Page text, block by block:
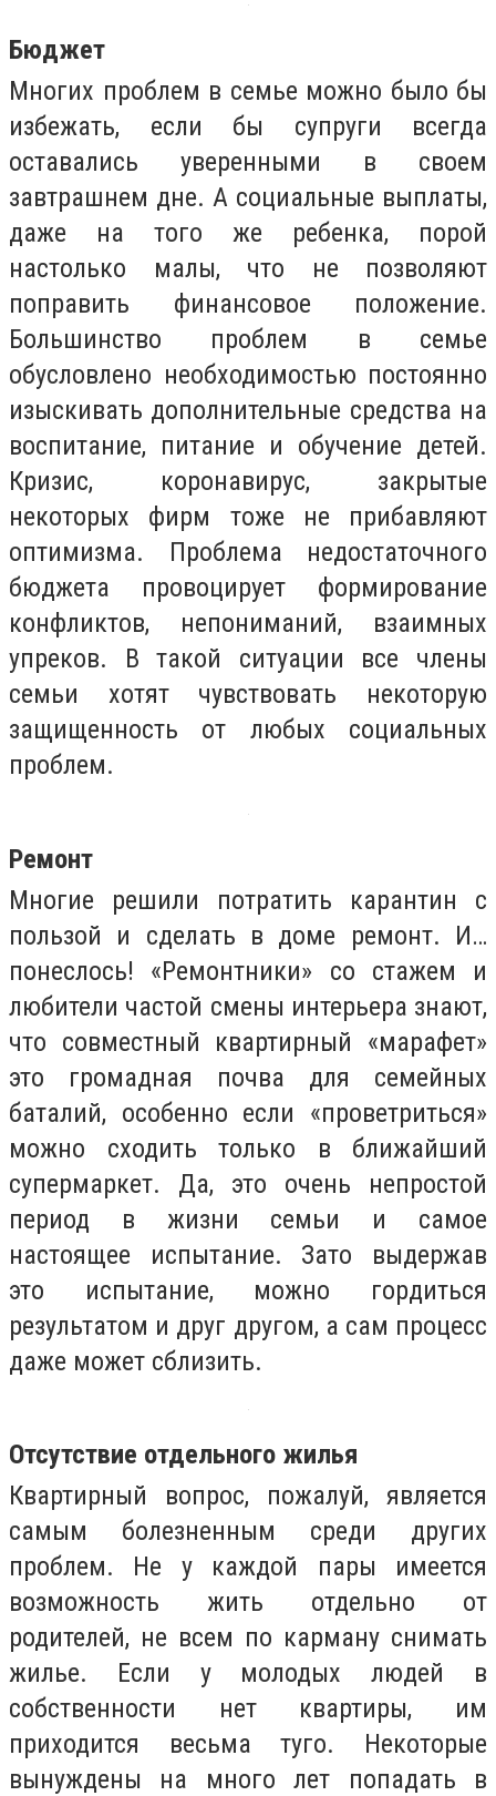
Бюджет
Многих проблем в семье можно было бы
избежать, если бы супруги всегда
оставались уверенными в своем
завтрашнем дне. А социальные выплаты,
даже на того же ребенка, порой
настолько малы, что не позволяют
поправить финансовое положение.
Большинство проблем в семье
обусловлено необходимостью постоянно
изыскивать дополнительные средства на
воспитание, питание и обучение детей.
Кризис, коронавирус, закрытые
некоторых фирм тоже не прибавляют
оптимизма. Проблема недостаточного
бюджета провоцирует формирование
конфликтов, непониманий, взаимных
упреков. В такой ситуации все члены
семьи хотят чувствовать некоторую
защищенность от любых социальных
проблем.
Ремонт
Многие решили потратить карантин с
пользой и сделать в доме ремонт. И…
понеслось! «Ремонтники» со стажем и
любители частой смены интерьера знают,
что совместный квартирный «марафет»
это громадная почва для семейных
баталий, особенно если «проветриться»
можно сходить только в ближайший
супермаркет. Да, это очень непростой
период в жизни семьи и самое
настоящее испытание. Зато выдержав
это испытание, можно гордиться
результатом и друг другом, а сам процесс
даже может сблизить.
Отсутствие отдельного жилья
Квартирный вопрос, пожалуй, является
самым болезненным среди других
проблем. Не у каждой пары имеется
возможность жить отдельно от
родителей, не всем по карману снимать
жилье. Если у молодых людей в
собственности нет квартиры, им
приходится весьма туго. Некоторые
вынуждены на много лет попадать в